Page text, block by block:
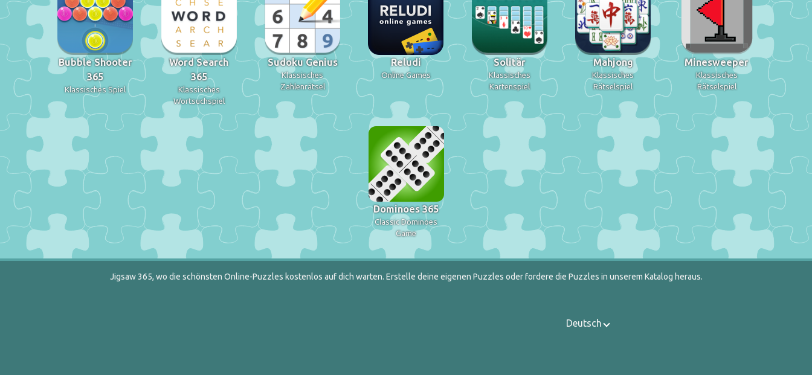
Bubble Shooter
365
Klassisches Spiel
Word Search
365
Klassisches
Wortsuchspiel
Sudoku Genius
Klassisches
Zahlenrätsel
Reludi
Online Games
Solitär
Klassisches
Kartenspiel
Mahjong
Klassisches
Rätselspiel
Minesweeper
Klassisches
Rätselspiel
Dominoes 365
Classic Dominoes
Game
Jigsaw 365, wo die schönsten Online-Puzzles kostenlos auf dich warten. Erstelle deine eigenen Puzzles oder fordere die Puzzles in unserem Katalog heraus.
Deutsch